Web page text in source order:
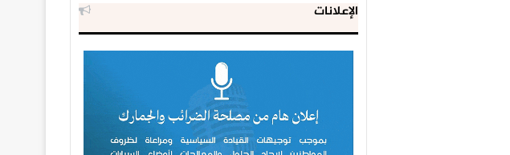
الإعلانات